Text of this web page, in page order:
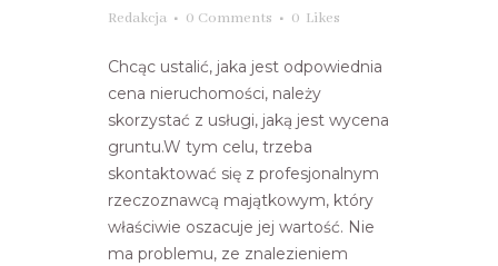
Redakcja
0 Comments 0 Likes
Chcąc ustalić, jaka jest odpowiednia
cena nieruchomości, należy
skorzystać z usługi, jaką jest wycena
gruntu.W tym celu, trzeba
skontaktować się z profesjonalnym
rzeczoznawcą majątkowym, który
właściwie oszacuje jej wartość. Nie
ma problemu, ze znalezieniem